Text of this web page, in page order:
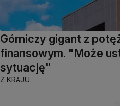
Górniczy gigant z
finansowym. "Może
sytuację"
Z KRAJU